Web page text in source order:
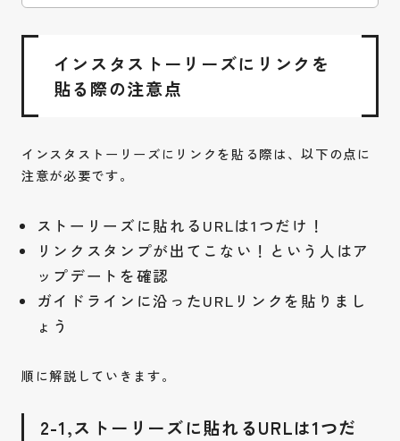
インスタストーリーズにリンクを
貼る際の注意点
インスタストーリーズにリンクを貼る際は、以下の点に
注意が必要です。
ストーリーズに貼れるURLは1つだけ！
リンクスタンプが出てこない！という人はア
ップデートを確認
ガイドラインに沿ったURLリンクを貼りまし
ょう
順に解説していきます。
2-1,ストーリーズに貼れるURLは1つだ